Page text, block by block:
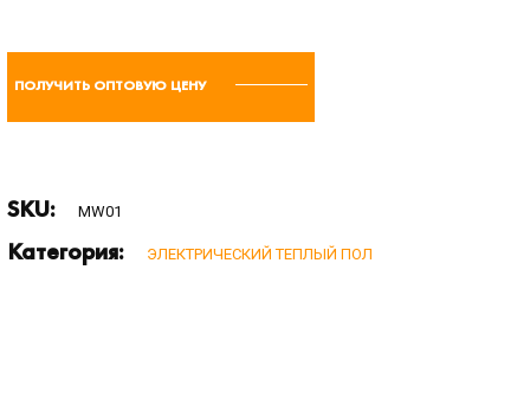
ПОЛУЧИТЬ ОПТОВУЮ ЦЕНУ
SKU: MW01
Категория: ЭЛЕКТРИЧЕСКИЙ ТЕПЛЫЙ ПОЛ